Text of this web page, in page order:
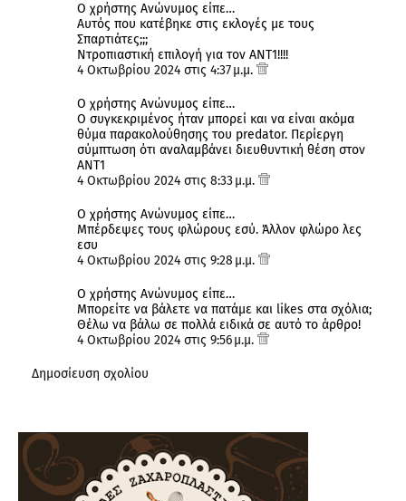
Ο χρήστης Ανώνυμος είπε…
Αυτός που κατέβηκε στις εκλογές με τους
Σπαρτιάτες;;;
Ντροπιαστική επιλογή για τον ΑΝΤ1!!!!
4 Οκτωβρίου 2024 στις 4:37 μ.μ.
Ο χρήστης Ανώνυμος είπε…
Ο συγκεκριμένος ήταν μπορεί και να είναι ακόμα
θύμα παρακολούθησης του predator. Περίεργη
σύμπτωση ότι αναλαμβάνει διευθυντική θέση στον
ΑΝΤ1
4 Οκτωβρίου 2024 στις 8:33 μ.μ.
Ο χρήστης Ανώνυμος είπε…
Μπέρδεψες τους φλώρους εσύ. Άλλον φλώρο λες
εσυ
4 Οκτωβρίου 2024 στις 9:28 μ.μ.
Ο χρήστης Ανώνυμος είπε…
Μπορείτε να βάλετε να πατάμε και likes στα σχόλια;
Θέλω να βάλω σε πολλά ειδικά σε αυτό το άρθρο!
4 Οκτωβρίου 2024 στις 9:56 μ.μ.
Δημοσίευση σχολίου